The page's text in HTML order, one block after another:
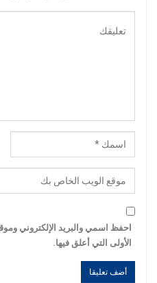
احفظ اسمي والبريد الإلكتروني
الأولى التي أعلق فيها.